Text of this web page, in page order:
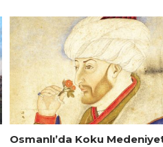
Osmanlı’da Koku